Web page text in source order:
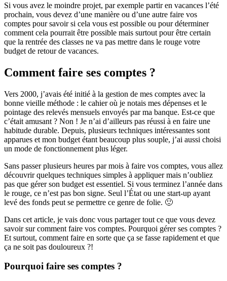
Si vous avez le moindre projet, par exemple partir en vacances l’été
prochain, vous devez d’une manière ou d’une autre faire vos
comptes pour savoir si cela vous est possible ou pour déterminer
comment cela pourrait être possible mais surtout pour être certain
que la rentrée des classes ne va pas mettre dans le rouge votre
budget de retour de vacances.
Comment faire ses comptes ?
Vers 2000, j’avais été initié à la gestion de mes comptes avec la
bonne vieille méthode : le cahier où je notais mes dépenses et le
pointage des relevés mensuels envoyés par ma banque. Est-ce que
c’était amusant ? Non ! Je n’ai d’ailleurs pas réussi à en faire une
habitude durable. Depuis, plusieurs techniques intéressantes sont
apparues et mon budget étant beaucoup plus souple, j’ai aussi choisi
un mode de fonctionnement plus léger.
Sans passer plusieurs heures par mois à faire vos comptes, vous allez
découvrir quelques techniques simples à appliquer mais n’oubliez
pas que gérer son budget est essentiel. Si vous terminez l’année dans
le rouge, ce n’est pas bon signe. Seul l’État ou une start-up ayant
levé des fonds peut se permettre ce genre de folie. 🙂
Dans cet article, je vais donc vous partager tout ce que vous devez
savoir sur comment faire vos comptes. Pourquoi gérer ses comptes ?
Et surtout, comment faire en sorte que ça se fasse rapidement et que
ça ne soit pas douloureux ?!
Pourquoi faire ses comptes ?